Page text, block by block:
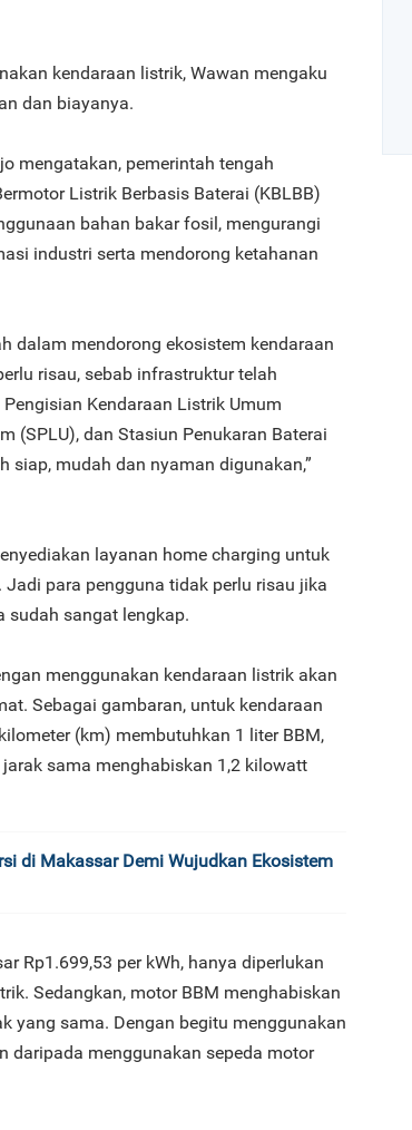
kendaraan listrik, Wawan mengaku
dan biayanya.
mengatakan, pemerintah tengah
Listrik Berbasis Baterai (KBLBB)
bahan bakar fosil, mengurangi
industri serta mendorong ketahanan
dalam mendorong ekosistem kendaraan
risau, sebab infrastruktur telah
Kendaraan Listrik Umum
(SPLU), dan Stasiun Penukaran Baterai
siap, mudah dan nyaman digunakan,”
layanan home charging untuk
para pengguna tidak perlu risau jika
sudah sangat lengkap.
menggunakan kendaraan listrik akan
Sebagai gambaran, untuk kendaraan
(km) membutuhkan 1 liter BBM,
sama menghabiskan 1,2 kilowatt
di Makassar Demi Wujudkan Ekosistem
Rp1.699,53 per kWh, hanya diperlukan
Sedangkan, motor BBM menghabiskan
yang sama. Dengan begitu menggunakan
daripada menggunakan sepeda motor